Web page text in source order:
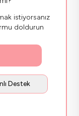
istiyorsanız
doldurun
Destek